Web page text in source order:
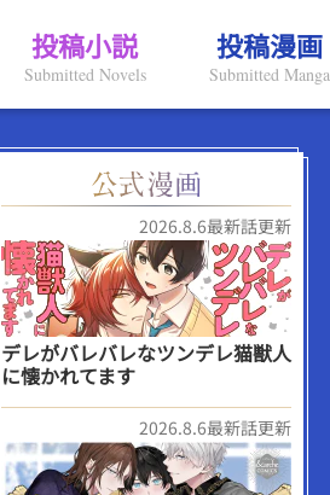
投稿小説
Submitted Novels
投稿漫画
Submitted Manga
2026.8.6最新話更新
デレがバレバレなツンデレ猫獣人
に懐かれてます
2026.8.6最新話更新